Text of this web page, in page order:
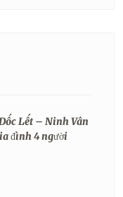
Lết – Ninh Vân
đình 4 người